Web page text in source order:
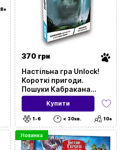
8+
370 грн
Настільна гра Unlock!
Короткі пригоди.
Пошуки Кабракана
(Unlock!: Short
Adventures. In Pursuit of
Cabrakan)
Купити
1-6 < 30хв. 10+
Новинка